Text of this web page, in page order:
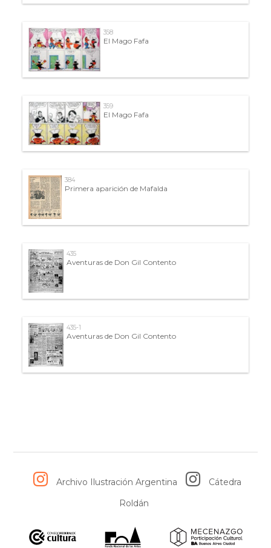
358
El Mago Fafa
359
El Mago Fafa
384
Primera aparición de Mafalda
435
Aventuras de Don Gil Contento
435-1
Aventuras de Don Gil Contento
Archivo Ilustración Argentina
Cátedra
Roldán